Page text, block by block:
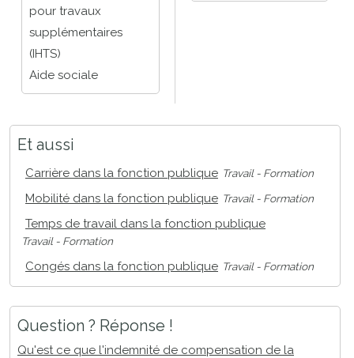
pour travaux
supplémentaires
(IHTS)
Aide sociale
Et aussi
Carrière dans la fonction publique Travail - Formation
Mobilité dans la fonction publique Travail - Formation
Temps de travail dans la fonction publique
Travail - Formation
Congés dans la fonction publique Travail - Formation
Question ? Réponse !
Qu'est ce que l'indemnité de compensation de la